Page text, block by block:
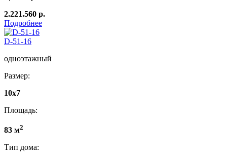
2.221.560 р.
Подробнее
D-51-16
одноэтажный
Размер:
10х7
Площадь:
83 м2
Тип дома: